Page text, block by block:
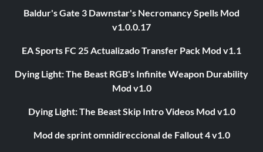
Baldur's Gate 3 Dawnstar's Necromancy Spells Mod
v1.0.0.17
EA Sports FC 25 Actualizado Transfer Pack Mod v1.1
Dying Light: The Beast RGB's Infinite Weapon Durability
Mod v1.0
Dying Light: The Beast Skip Intro Videos Mod v1.0
Mod de sprint omnidireccional de Fallout 4 v1.0